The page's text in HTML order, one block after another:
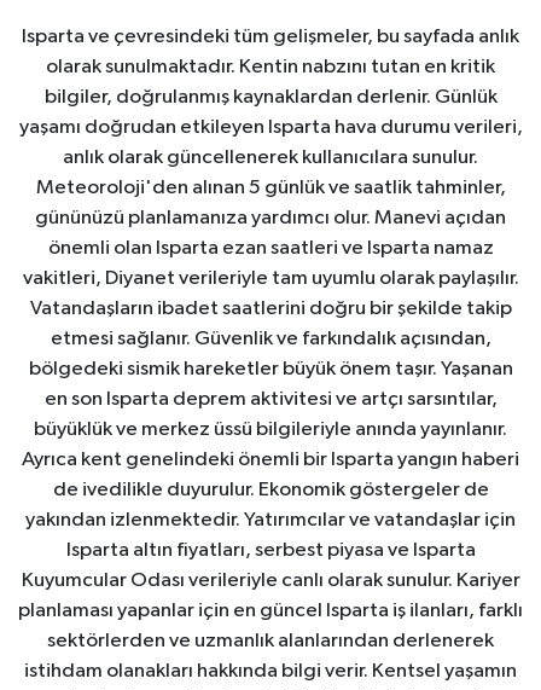
Isparta ve çevresindeki tüm gelişmeler, bu sayfada anlık
olarak sunulmaktadır. Kentin nabzını tutan en kritik
bilgiler, doğrulanmış kaynaklardan derlenir. Günlük
yaşamı doğrudan etkileyen Isparta hava durumu verileri,
anlık olarak güncellenerek kullanıcılara sunulur.
Meteoroloji'den alınan 5 günlük ve saatlik tahminler,
gününüzü planlamanıza yardımcı olur. Manevi açıdan
önemli olan Isparta ezan saatleri ve Isparta namaz
vakitleri, Diyanet verileriyle tam uyumlu olarak paylaşılır.
Vatandaşların ibadet saatlerini doğru bir şekilde takip
etmesi sağlanır. Güvenlik ve farkındalık açısından,
bölgedeki sismik hareketler büyük önem taşır. Yaşanan
en son Isparta deprem aktivitesi ve artçı sarsıntılar,
büyüklük ve merkez üssü bilgileriyle anında yayınlanır.
Ayrıca kent genelindeki önemli bir Isparta yangın haberi
de ivedilikle duyurulur. Ekonomik göstergeler de
yakından izlenmektedir. Yatırımcılar ve vatandaşlar için
Isparta altın fiyatları, serbest piyasa ve Isparta
Kuyumcular Odası verileriyle canlı olarak sunulur. Kariyer
planlaması yapanlar için en güncel Isparta iş ilanları, farklı
sektörlerden ve uzmanlık alanlarından derlenerek
istihdam olanakları hakkında bilgi verir. Kentsel yaşamın